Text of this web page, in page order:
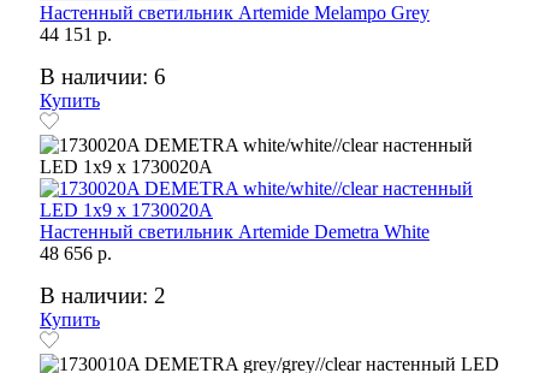
Настенный светильник Artemide Melampo Grey
44 151 р.
В наличии: 6
Купить
Настенный светильник Artemide Demetra White
48 656 р.
В наличии: 2
Купить